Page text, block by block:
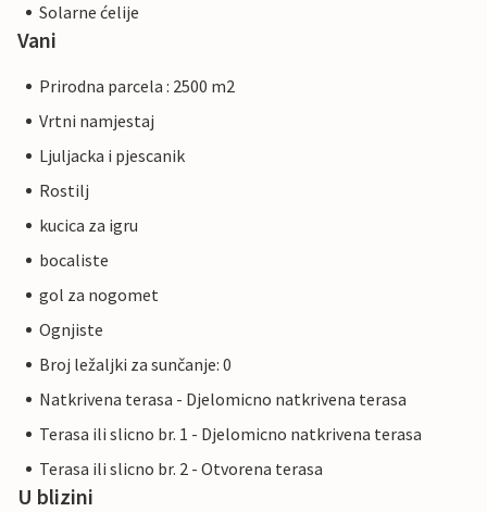
Solarne ćelije
Vani
Prirodna parcela : 2500 m2
Vrtni namjestaj
Ljuljacka i pjescanik
Rostilj
kucica za igru
bocaliste
gol za nogomet
Ognjiste
Broj ležaljki za sunčanje: 0
Natkrivena terasa - Djelomicno natkrivena terasa
Terasa ili slicno br. 1 - Djelomicno natkrivena terasa
Terasa ili slicno br. 2 - Otvorena terasa
U blizini